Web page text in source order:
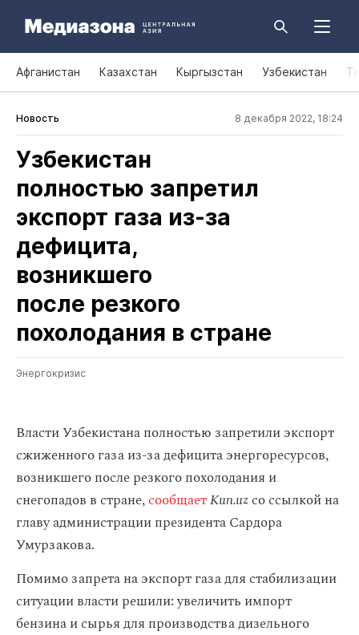
Афганистан Казахстан Кыргызстан Узбекистан
Новость 8 декабря 2022, 18:24
Узбекистан
полностью запретил
экспорт газа из‑за
дефицита,
возникшего
после резкого
похолодания в стране
Энергокризис
Власти Узбекистана полностью запретили экспорт
сжиженного газа из-за дефицита энергоресурсов,
возникшего после резкого похолодания и
снегопадов в стране,сообщаетKun.uzсо ссылкой на
главу администрации президента Сардора
Умурзакова.
Помимо запрета на экспорт газа для стабилизации
ситуации власти решили: увеличить импорт
бензина и сырья для производства дизельного